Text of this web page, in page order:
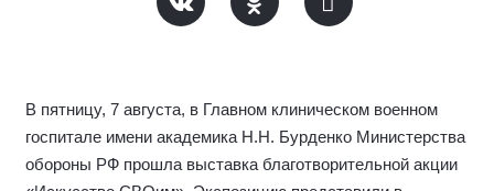
В пятницу, 7 августа, в Главном клиническом военном
госпитале имени академика Н.Н. Бурденко Министерства
обороны РФ прошла выставка благотворительной акции